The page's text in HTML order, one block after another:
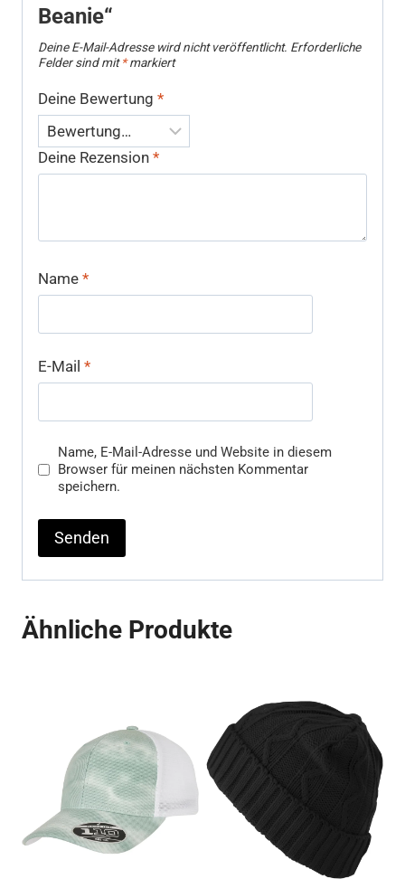
Beanie“
Deine E-Mail-Adresse wird nicht veröffentlicht. Erforderliche
Felder sind mit*markiert
Deine Bewertung *
Deine Rezension *
Name *
E-Mail *
Name, E-Mail-Adresse und Website in diesem
Browser für meinen nächsten Kommentar
speichern.
Ähnliche Produkte